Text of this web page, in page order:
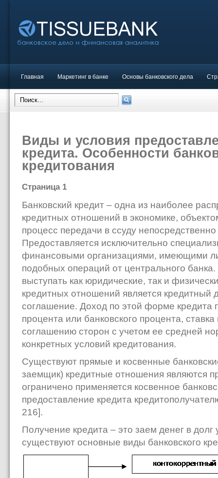
Главная Маркетинг в банке Основы банковского дела
Виды и условия
кредита. Особенности
кредитования
Страница 1
Банковский кредит – одна из наиболее
кредитных отношений в экономике,
процесс передачи в ссуду
Предоставляется исключительно
финансовыми организациями, имеющими
подобных операций от центрального
выступать как юридические, так и
кредитных отношений является кредитный
соглашение. Доход по этой форме кредита
процента или банковского процента,
соглашению сторон с учетом ее средней
конкретных условий кредитования.
Существуют прямые и косвенные
заемщик) кредитные отношения являются
ограничено применяется косвенное
предоставление кредита
216].
Получение кредита – это заем денег в
существуют основные виды банковского